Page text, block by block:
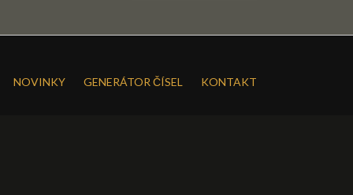
NOVINKY GENERÁTOR ČÍSEL
KONTAKT